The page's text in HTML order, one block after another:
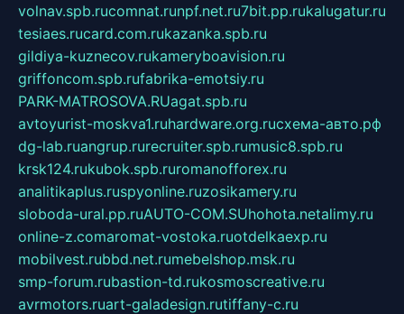
volnav.spb.rucomnat.runpf.net.ru7bit.pp.rukalugatur.ru
tesiaes.rucard.com.rukazanka.spb.ru
gildiya-kuznecov.rukameryboavision.ru
griffoncom.spb.rufabrika-emotsiy.ru
PARK-MATROSOVA.RUagat.spb.ru
avtoyurist-moskva1.ruhardware.org.ruсхема-авто.рф
dg-lab.ruangrup.rurecruiter.spb.rumusic8.spb.ru
krsk124.rukubok.spb.ruromanofforex.ru
analitikaplus.ruspyonline.ruzosikamery.ru
sloboda-ural.pp.ruAUTO-COM.SUhohota.netalimy.ru
online-z.comaromat-vostoka.ruotdelkaexp.ru
mobilvest.rubbd.net.rumebelshop.msk.ru
smp-forum.rubastion-td.rukosmoscreative.ru
avrmotors.ruart-galadesign.rutiffany-c.ru